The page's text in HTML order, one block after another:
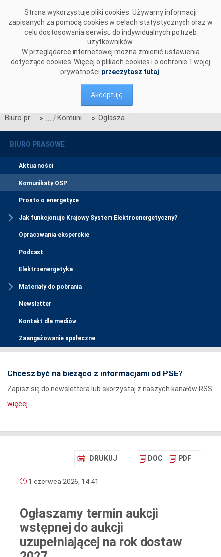
Strona wykorzystuje pliki cookies. Używamy informacji
zapisanych za pomocą cookies w celach statystycznych oraz w
celu dostosowania serwisu do indywidualnych potrzeb
użytkowników.
W przeglądarce internetowej można zmienić ustawienia
dotyczące cookies. Więcej o plikach cookies i o ochronie Twojej
prywatności przeczytasz tutaj
Akceptuję
Biuro prasowe > Komunikaty OSP > Ogłaszamy termin aukcji wstępnej do aukcji uzupełniającej na rok dostaw 2027
BIURO PRASOWE
Aktualności
Komunikaty OSP
Prosto o energetyce
Jak funkcjonuje Krajowy System Elektroenergetyczny?
Opracowania eksperckie
Podcast
Elektroenergetyka
Materiały do pobrania
Newsletter
Kontakt dla mediów
Zaangażowanie społeczne
Chcesz być na bieżąco z informacjami od PSE?
Zapisz się do newslettera lub skorzystaj z naszych kanałów RSS.
więcej...
DRUKUJ DOC PDF
1 czerwca 2026, 14:41
Ogłaszamy termin aukcji
wstępnej do aukcji
uzupełniającej na rok dostaw